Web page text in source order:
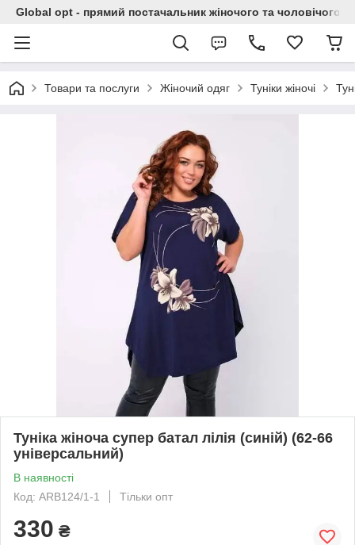
Global opt - прямий постачальник жіночого та чоловічого
Товари та послуги Жіночий одяг Туніки жіночі
Туніка жіноча супер батал лілія (синій) (62-66
універсальний)
В наявності
Код: ARB124/1-1
Тільки опт
330 ₴